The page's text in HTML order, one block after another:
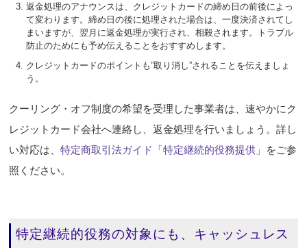
返金処理のアナウンスは、クレジットカードの締め日の前後によっ
て変わります。締め日の後に処理された場合は、一度決済されてし
まいますが、翌月に返金処理が実行され、相殺されます。トラブル
防止のためにも予め伝えることをおすすめします。
クレジットカードのポイントも”取り消し”されることを伝えましょ
う。
クーリング・オフ制度の希望を受理した事業者は、速やかにク
レジットカード会社へ連絡し、返金処理を行いましょう。詳し
い対応は、特定商取引法ガイド「特定継続的役務提供」 をご参
照ください。
特定継続的役務の対象にも、キャッシュレス